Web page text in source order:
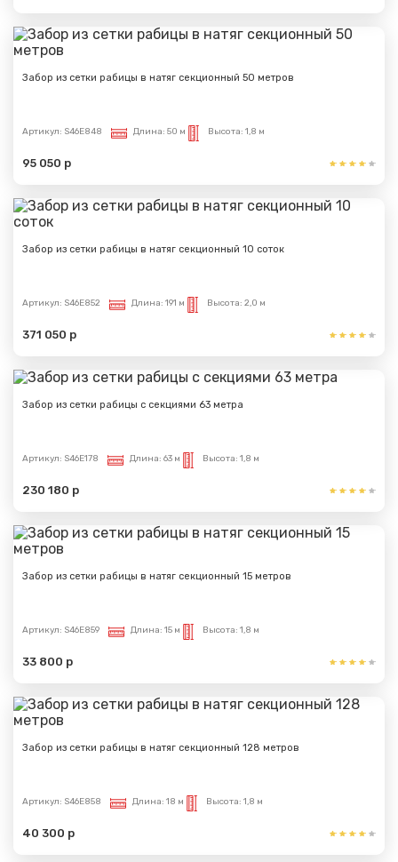
Забор из сетки рабицы в натяг секционный 50 метров
Артикул: S46E848 Длина: 50 м Высота: 1,8 м
95 050 р
Забор из сетки рабицы в натяг секционный 10 соток
Артикул: S46E852 Длина: 191 м Высота: 2,0 м
371 050 р
Забор из сетки рабицы с секциями 63 метра
Артикул: S46E178 Длина: 63 м Высота: 1,8 м
230 180 р
Забор из сетки рабицы в натяг секционный 15 метров
Артикул: S46E859 Длина: 15 м Высота: 1,8 м
33 800 р
Забор из сетки рабицы в натяг секционный 128 метров
Артикул: S46E858 Длина: 18 м Высота: 1,8 м
40 300 р